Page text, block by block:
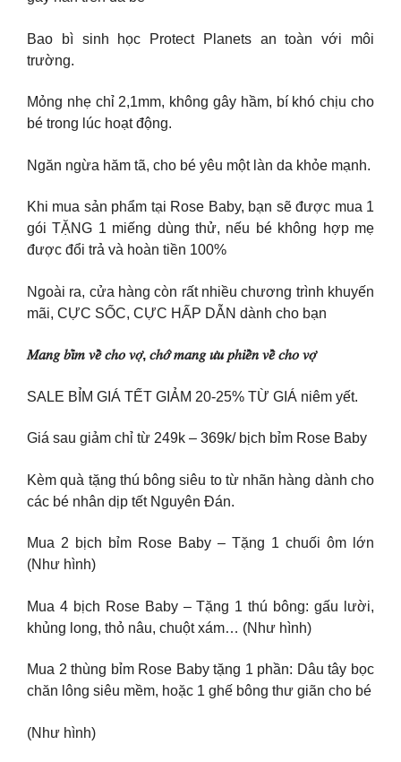
Bao bì sinh học Protect Planets an toàn với môi
trường.
Mỏng nhẹ chỉ 2,1mm, không gây hầm, bí khó chịu cho
bé trong lúc hoạt động.
Ngăn ngừa hăm tã, cho bé yêu một làn da khỏe mạnh.
Khi mua sản phẩm tại Rose Baby, bạn sẽ được mua 1
gói TẶNG 1 miếng dùng thử, nếu bé không hợp mẹ
được đổi trả và hoàn tiền 100%
Ngoài ra, cửa hàng còn rất nhiều chương trình khuyến
mãi, CỰC SỐC, CỰC HẤP DẪN dành cho bạn
𝑀𝑎𝑛𝑔 𝑏𝑖̉𝑚 𝑣𝑒̂̀ 𝑐ℎ𝑜 𝑣𝑜̛̣, 𝑐ℎ𝑜̛́ 𝑚𝑎𝑛𝑔 𝑢̛𝑢 𝑝ℎ𝑖𝑒̂̀𝑛 𝑣𝑒̂̀ 𝑐ℎ𝑜 𝑣𝑜̛̣
SALE BỈM GIÁ TẾT GIẢM 20-25% TỪ GIÁ niêm yết.
Giá sau giảm chỉ từ 249k – 369k/ bịch bỉm Rose Baby
Kèm quà tặng thú bông siêu to từ nhãn hàng dành cho
các bé nhân dịp tết Nguyên Đán.
Mua 2 bịch bỉm Rose Baby – Tặng 1 chuối ôm lớn
(Như hình)
Mua 4 bịch Rose Baby – Tặng 1 thú bông: gấu lười,
khủng long, thỏ nâu, chuột xám… (Như hình)
Mua 2 thùng bỉm Rose Baby tặng 1 phần: Dâu tây bọc
chăn lông siêu mềm, hoặc 1 ghế bông thư giãn cho bé
(Như hình)